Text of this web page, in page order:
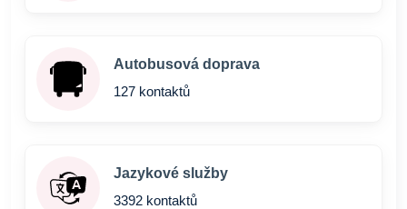
Autobusová doprava
127 kontaktů
Jazykové služby
3392 kontaktů